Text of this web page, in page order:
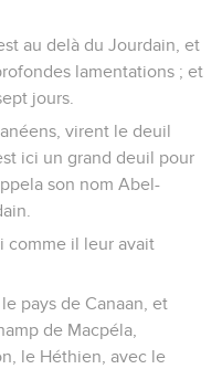
au delà du Jourdain, et
lamentations ; et
jours.
virent le deuil
ici un grand deuil pour
son nom Abel-
comme il leur avait
pays de Canaan, et
de Macpéla,
le Héthien, avec le